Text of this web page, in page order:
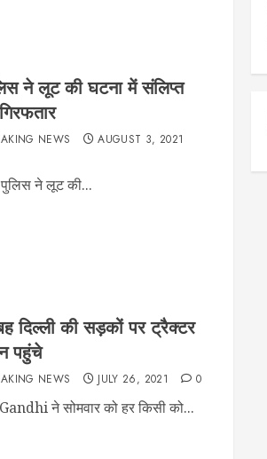
ने लूट की घटना में संलिप्त
NEWS
AUGUST 3, 2021
ने लूट की...
दिल्ली की सड़कों पर ट्रैक्टर
पहुंचे
NEWS JULY 26, 2021 0
ने सोमवार को हर किसी को...